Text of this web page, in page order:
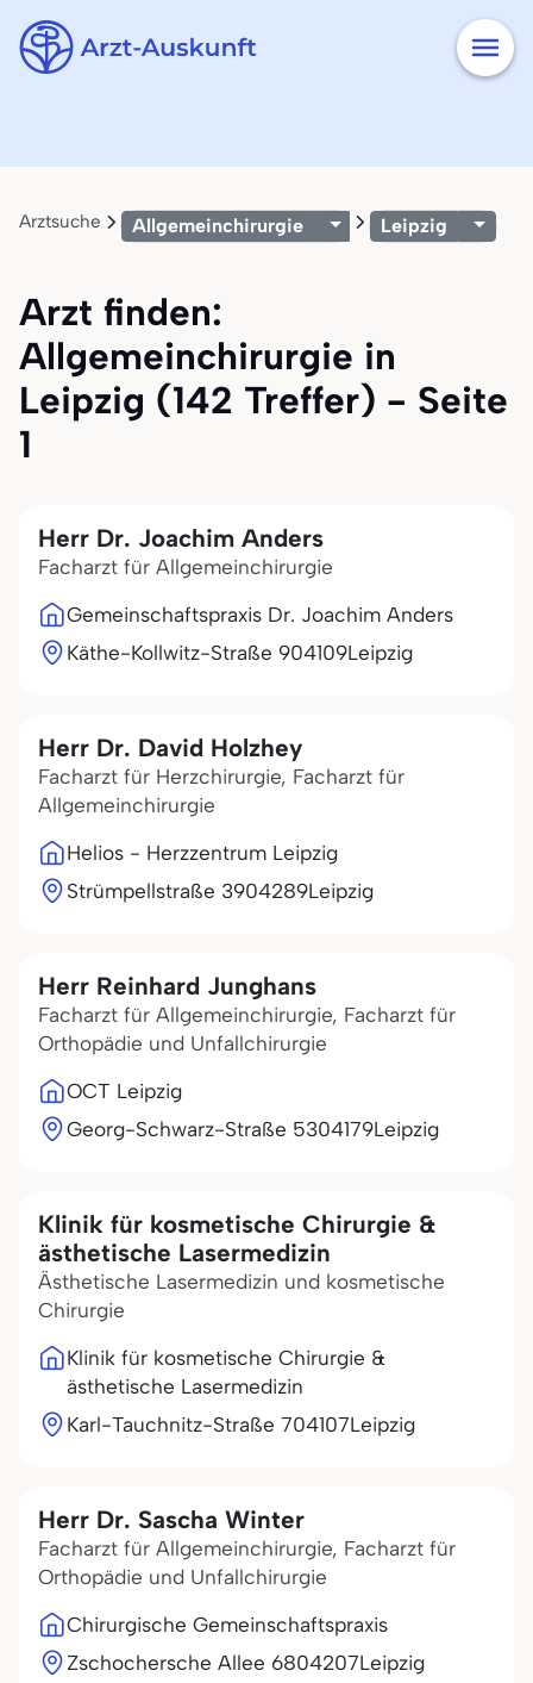
Arztsuche Allgemeinchirurgie Leipzig
Arzt finden:
Allgemeinchirurgie in
Leipzig (142 Treffer) - Seite
1
Herr Dr. Joachim Anders
Facharzt für Allgemeinchirurgie
Gemeinschaftspraxis Dr. Joachim Anders
Käthe-Kollwitz-Straße 904109Leipzig
Herr Dr. David Holzhey
Facharzt für Herzchirurgie, Facharzt für
Allgemeinchirurgie
Helios - Herzzentrum Leipzig
Strümpellstraße 3904289Leipzig
Herr Reinhard Junghans
Facharzt für Allgemeinchirurgie, Facharzt für
Orthopädie und Unfallchirurgie
OCT Leipzig
Georg-Schwarz-Straße 5304179Leipzig
Klinik für kosmetische Chirurgie &
ästhetische Lasermedizin
Ästhetische Lasermedizin und kosmetische
Chirurgie
Klinik für kosmetische Chirurgie &
ästhetische Lasermedizin
Karl-Tauchnitz-Straße 704107Leipzig
Herr Dr. Sascha Winter
Facharzt für Allgemeinchirurgie, Facharzt für
Orthopädie und Unfallchirurgie
Chirurgische Gemeinschaftspraxis
Zschochersche Allee 6804207Leipzig